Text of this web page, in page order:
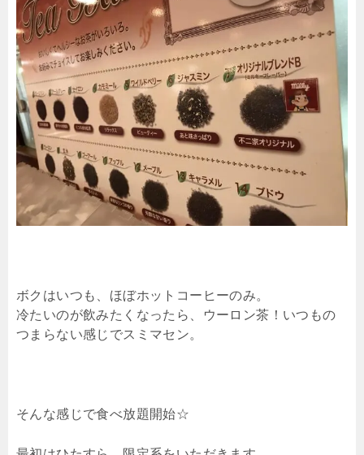
ボクはいつも、ほぼホットコーヒーのみ。
冷たいのが飲みたくなったら、ウーロン茶！いつもの
つまらない感じでスミマセン。
そんな感じで食べ放題開始☆